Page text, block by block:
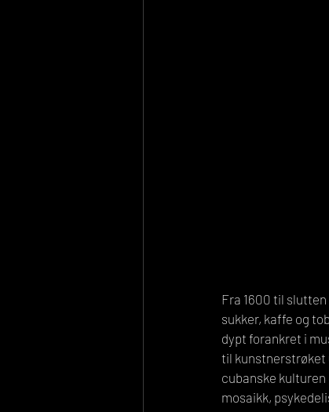
Fra 1600 til
sukker, kaffe og
dypt forankret i
til kunstnerstrøket
cubanske
mosaikk,